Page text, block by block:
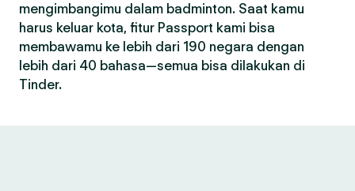
mengimbangimu dalam badminton. Saat kamu
harus keluar kota, fitur Passport kami bisa
membawamu ke lebih dari 190 negara dengan
lebih dari 40 bahasa—semua bisa dilakukan di
Tinder.